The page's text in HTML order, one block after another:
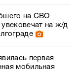
на СВО
увековечат на ж/д
первая
мобильная